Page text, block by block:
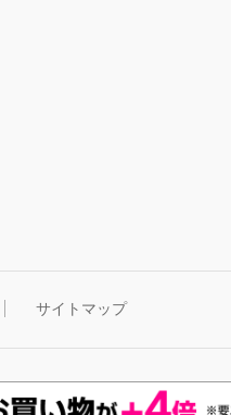
サイトマップ